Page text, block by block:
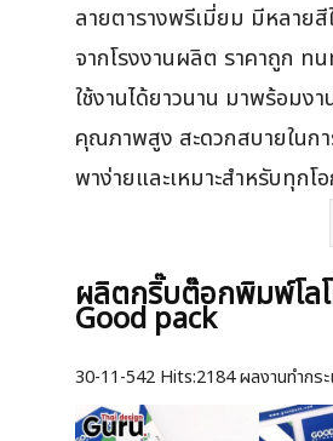
ลายตารางพรีเมี่ยม มีหลาย
จากโรงงานผลิต ราคาถูก ท
ใช้งานได้ยาวนาน มาพร้อมง
คุณภาพสูง สะดวกสบายในกา
พาง่ายและเหมาะสำหรับทุกโ
ผลิตกริ๊บต๊อกพิมพ์โล
Good pack
30-11-542 Hits:2184 ผลงานทำกระ